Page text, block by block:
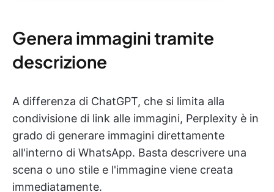
Genera immagini tramite
descrizione
A differenza di ChatGPT, che si limita alla
condivisione di link alle immagini, Perplexity è in
grado di generare immagini direttamente
all'interno di WhatsApp. Basta descrivere una
scena o uno stile e l'immagine viene creata
immediatamente.